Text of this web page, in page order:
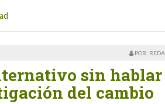
POR:
sin hablar
del cambio